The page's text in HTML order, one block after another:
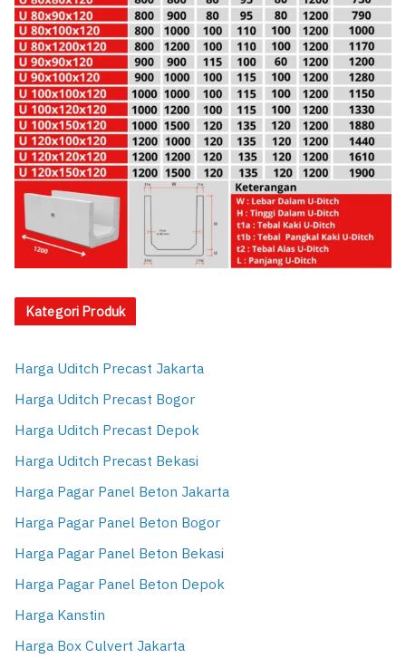
Kategori Produk
Harga Uditch Precast Jakarta
Harga Uditch Precast Bogor
Harga Uditch Precast Depok
Harga Uditch Precast Bekasi
Harga Pagar Panel Beton Jakarta
Harga Pagar Panel Beton Bogor
Harga Pagar Panel Beton Bekasi
Harga Pagar Panel Beton Depok
Harga Kanstin
Harga Box Culvert Jakarta